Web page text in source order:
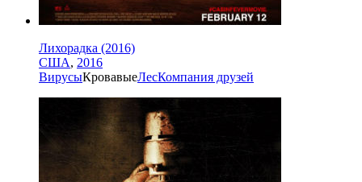
Лихорадка (2016)
США, 2016
ВирусыКровавыеЛесКомпания друзей